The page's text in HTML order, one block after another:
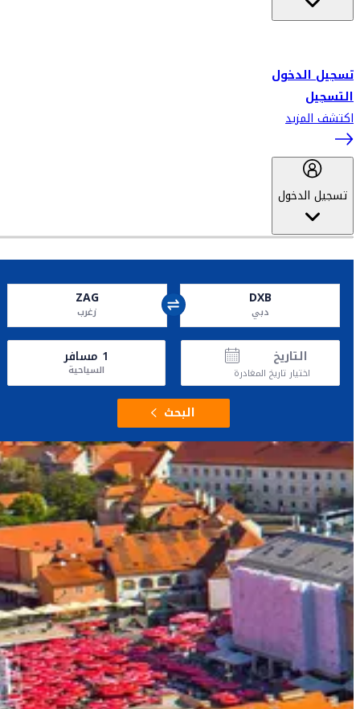
تسجيل الدخول
التسجيل
اكتشف المزيد
تسجيل الدخول
DXB
دبي
ZAG
زغرب
التاريخ
اختيار تاريخ المغادرة
1 مسافر
السياحية
البحث